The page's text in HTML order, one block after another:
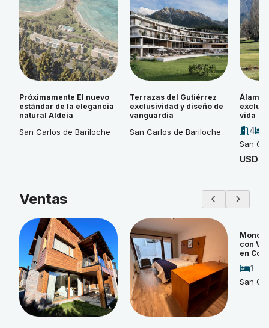
Próximamente El nuevo
estándar de la elegancia
natural Aldeia
San Carlos de Bariloche
Terrazas del Gutiérrez
exclusividad y diseño de
vanguardia
San Carlos de Bariloche
vida
4
San
USD
Ventas
con
en
1
San